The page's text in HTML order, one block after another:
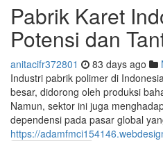
Pabrik Karet
Potensi dan
anitacifr372801 83 days ago
Industri pabrik polimer di
besar, didorong oleh produksi
Namun, sektor ini juga
dependensi pada pasar global
https://